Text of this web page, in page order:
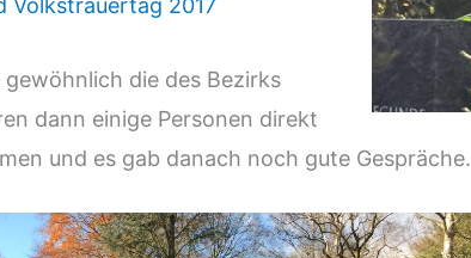
Volkstrauertag 2017
die des Bezirks
dann einige Personen direkt
und es gab danach noch gute Gespräche.